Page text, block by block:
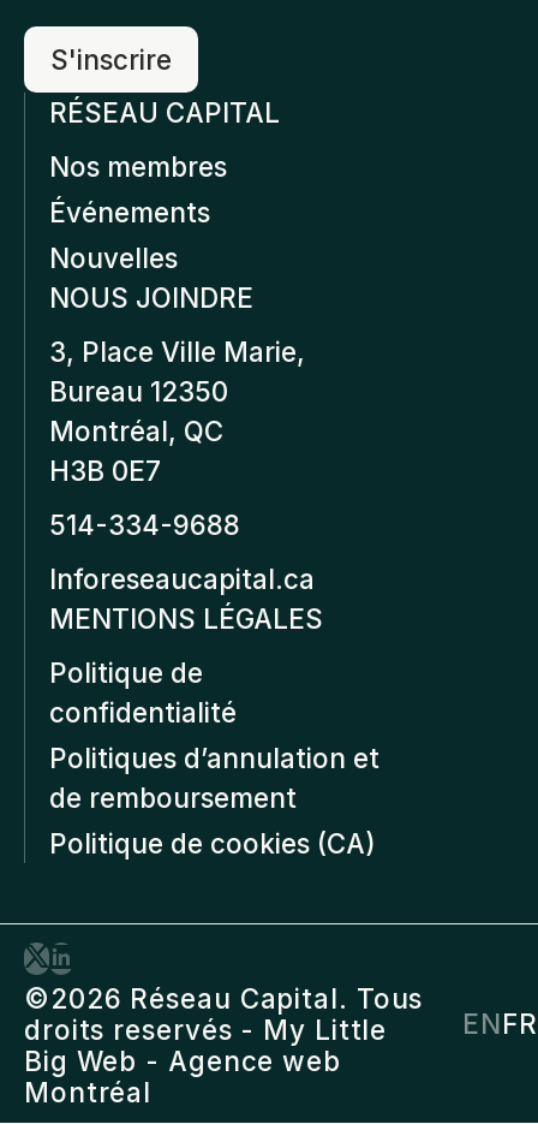
RÉSEAU CAPITAL
Nos membres
Événements
Nouvelles
NOUS JOINDRE
3, Place Ville Marie,
Bureau 12350
Montréal, QC
H3B 0E7
514-334-9688
Inforeseaucapital.ca
MENTIONS LÉGALES
Politique de
confidentialité
Politiques d’annulation et
de remboursement
Politique de cookies (CA)
©2026 Réseau Capital. Tous
droits reservés - My Little
Big Web - Agence web
Montréal
ENFR